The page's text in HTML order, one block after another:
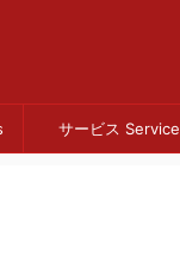
サービス Service